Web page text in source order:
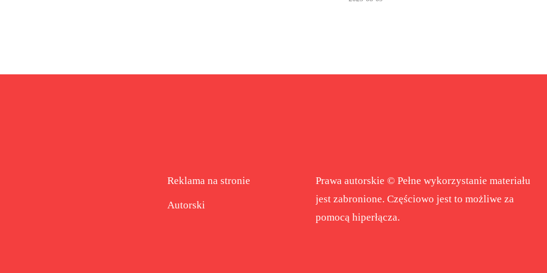
Reklama na stronie
Autorski
Prawa autorskie © Pełne wykorzystanie materiału
jest zabronione. Częściowo jest to możliwe za
pomocą hiperłącza.